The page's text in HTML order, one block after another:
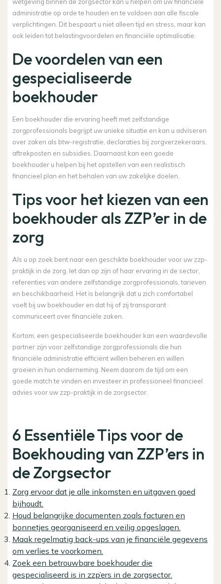
administratie op orde te houden en te voldoen aan alle fiscale
verplichtingen. Dit bespaart u niet alleen tijd en stress, maar kan
ook leiden tot belastingvoordelen en financiële optimalisatie.
De voordelen van een
gespecialiseerde
boekhouder
Een boekhouder die ervaring heeft met zelfstandige
zorgprofessionals begrijpt uw unieke situatie en kan u adviseren
over zaken als btw-registratie, declaraties bij zorgverzekeraars,
aftrekposten en subsidies. Daarnaast kan een goede
boekhouder u helpen bij het opstellen van een realistisch
financieel plan en het behalen van uw zakelijke doelen.
Tips voor het kiezen van een
boekhouder als ZZP’er in de
zorg
Als u op zoek bent naar een geschikte boekhouder voor uw zzp-
praktijk in de zorg, let dan op zijn of haar ervaring in de sector,
referenties van andere zelfstandige zorgprofessionals, tarieven
en beschikbaarheid. Het is belangrijk dat u zich comfortabel
voelt bij uw boekhouder en dat hij of zij transparant
communiceert over financiële zaken.
Kortom, een gespecialiseerde boekhouder kan een waardevolle
partner zijn voor zelfstandige zorgprofessionals die hun
financiële administratie efficiënt willen beheren en willen
groeien in hun onderneming. Neem daarom de tijd om een
goede match te vinden en investeer in professioneel financieel
advies voor uw zzp-praktijk in de zorgsector.
6 Essentiële Tips voor de
Boekhouding van ZZP’ers in
de Zorgsector
Zorg ervoor dat je alle inkomsten en uitgaven goed
bijhoudt.
Houd belangrijke documenten zoals facturen en
bonnetjes georganiseerd en veilig opgeslagen.
Maak regelmatig back-ups van je financiële gegevens
om verlies te voorkomen.
Zoek een betrouwbare boekhouder die
gespecialiseerd is in zzp’ers in de zorgsector.